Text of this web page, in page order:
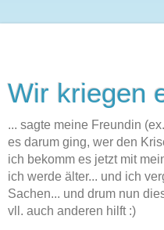
Wir kriegen
... sagte meine Freundin
es darum ging, wer den
ich bekomm es jetzt mit
ich werde älter... und ich
Sachen... und drum nun
vll. auch anderen hilft :)